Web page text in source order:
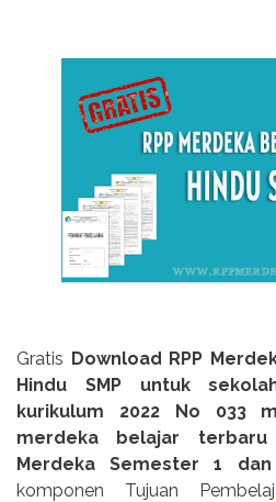
Gratis Download RPP
Hindu SMP untuk
kurikulum 2022 No 033
merdeka belajar terbaru
Merdeka Semester 1
komponen Tujuan